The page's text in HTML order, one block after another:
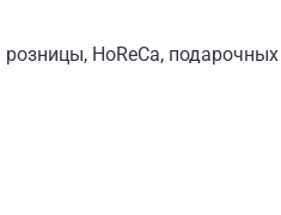
HoReCa, подарочных